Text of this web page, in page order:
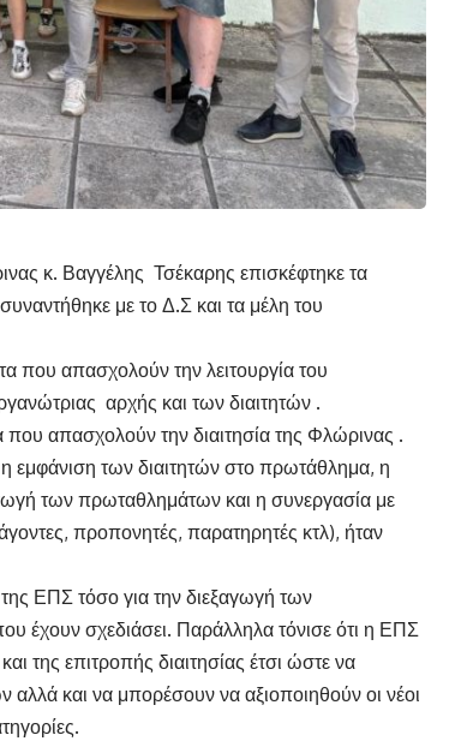
κ. Βαγγέλης Τσέκαρης επισκέφτηκε τα
με το Δ.Σ και τα μέλη του
που απασχολούν την λειτουργία του
αρχής και των διαιτητών .
απασχολούν την διαιτησία της Φλώρινας .
εμφάνιση των διαιτητών στο πρωτάθλημα, η
των πρωταθλημάτων και η συνεργασία με
προπονητές, παρατηρητές κτλ), ήταν
ΕΠΣ τόσο για την διεξαγωγή των
έχουν σχεδιάσει. Παράλληλα τόνισε ότι η ΕΠΣ
της επιτροπής διαιτησίας έτσι ώστε να
και να μπορέσουν να αξιοποιηθούν οι νέοι